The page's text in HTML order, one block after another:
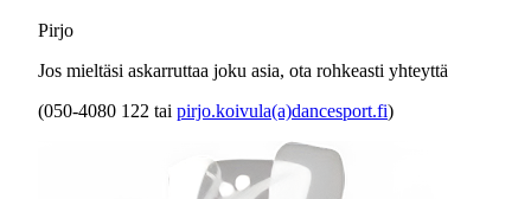
Pirjo
Jos mieltäsi askarruttaa joku asia, ota rohkeasti yhteyttä
(050-4080 122 tai pirjo.koivula(a)dancesport.fi)